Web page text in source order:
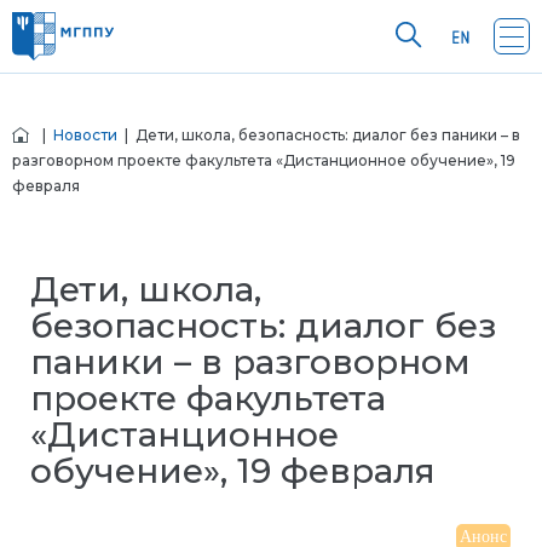
Новости | Дети, школа, безопасность: диалог без паники – в
разговорном проекте факультета «Дистанционное обучение», 19
февраля
Дети, школа,
безопасность: диалог без
паники – в разговорном
проекте факультета
«Дистанционное
обучение», 19 февраля
Анонс